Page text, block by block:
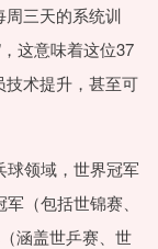
三天的系统训
这意味着这位37
术提升，甚至可
球领域，世界冠军
（包括世锦赛、
涵盖世乒赛、世